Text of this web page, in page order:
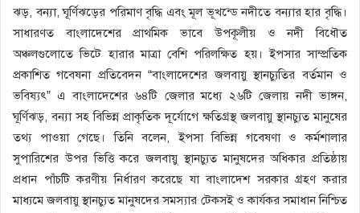
ঝড়, বন্যা, ঘূর্ণিঝড়ের পরিমাণ বৃদ্ধি এবং মূল ভূখন্ডে নদীতে বন্যার হার বৃদ্ধি।
সাধারণত বাংলাদেশের প্রাথমিক ভাবে উপকূলীয় ও নদী বিধৌত
অঞ্চলগুলোতে ভিটে হারার মাত্রা বেশি পরিলক্ষিত হয়। ইপসার সাম্প্রতিক
প্রকাশিত গবেষনা প্রতিবেদন “বাংলাদেশের জলবায়ু স্থানচ্যুতির বর্তমান ও
ভবিষ্যৎ” এ বাংলাদেশের ৬৪টি জেলার মধ্যে ২৬টি জেলায় নদী ভাঙ্গন,
ঘূর্ণিঝড়, বন্যা সহ বিভিন্ন প্রাকৃতিক দূর্যোগে ক্ষতিগ্রস্থ জলবায়ু স্থানচ্যুত মানুষের
তথ্য পাওয়া গেছে। তিনি বলেন, ইপসা বিভিন্ন গবেষণা ও কর্মশালার
সুপারিশের উপর ভিত্তি করে জলবায়ু স্থানচ্যুত মানুষদের অধিকার প্রতিষ্ঠায়
প্রধান পাঁচটি করণীয় নির্ধারণ করেছে যা বাংলাদেশ সরকার গ্রহণ করার
মাধ্যমে জলবায়ু স্থানচ্যুত মানুষদের সমস্যার টেকসই ও কার্যকর সমাধান নিশ্চিত